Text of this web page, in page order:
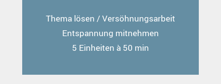
Thema lösen / Versöhnungsarbeit
Entspannung mitnehmen
5 Einheiten à 50 min